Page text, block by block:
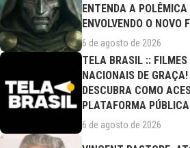
ENTENDA A POLÊMICA
ENVOLVENDO O NOVO
MARVEL
6 de agosto de 2026
TELA BRASIL :: FILMES
NACIONAIS DE GRAÇA!
DESCUBRA COMO
PLATAFORMA
STREAMING
6 de agosto de 2026